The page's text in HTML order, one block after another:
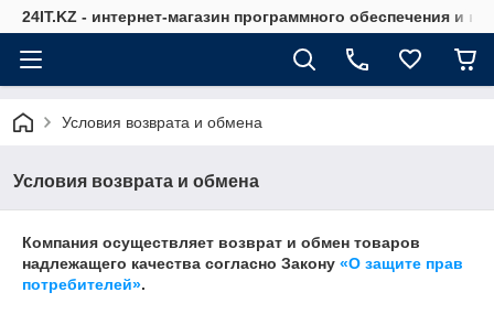
24IT.KZ - интернет-магазин программного обеспечения и
Условия возврата и обмена
Условия возврата и обмена
Компания осуществляет возврат и обмен товаров
надлежащего качества согласно Закону «О защите прав
потребителей».